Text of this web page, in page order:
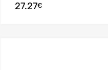
Ajouter au panier
27.27€